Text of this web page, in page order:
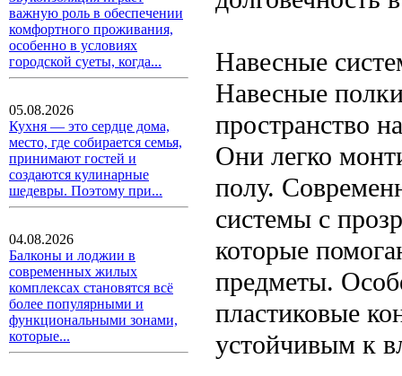
важную роль в обеспечении
комфортного проживания,
особенно в условиях
городской суеты, когда...
05.08.2026
Кухня — это сердце дома,
место, где собирается семья,
принимают гостей и
создаются кулинарные
шедевры. Поэтому при...
04.08.2026
Балконы и лоджии в
современных жилых
комплексах становятся всё
более популярными и
функциональными зонами,
которые...
Навесные
Навесные
пространство
Они легко
полу.
системы с
которые
предметы.
пластиковые
устойчивым к